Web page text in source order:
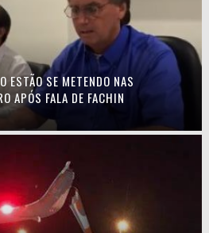
ESTÃO SE METENDO NAS
APÓS FALA DE FACHIN